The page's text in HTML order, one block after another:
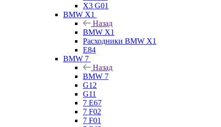
X3 G01
BMW X1
Назад
BMW X1
Расходники BMW X1
E84
BMW 7
Назад
BMW 7
G12
G11
7 Е67
7 F02
7 F01